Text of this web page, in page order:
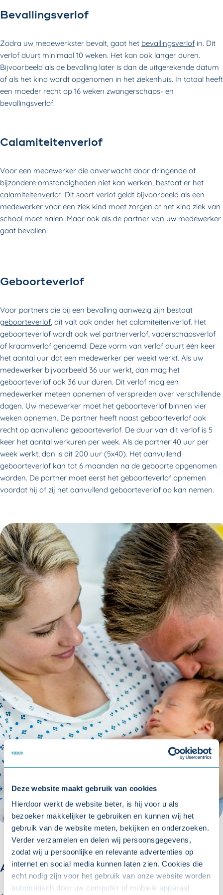
Deze website maakt gebruik van cookies
Hierdoor werkt de website beter, is hij voor u als
bezoeker makkelijker te gebruiken en kunnen wij het
gebruik van de website meten, bekijken en onderzoeken.
Verder verzamelen en delen wij persoonsgegevens,
zodat wij u persoonlijke en relevante advertenties op
internet en social media kunnen laten zien. Cookies die
echt nodig zijn voor het gebruik van onze website worden
automatisch door uw computer of mobiele apparaat
Bevallingsverlof
Zodra uw medewerkster bevalt, gaat het bevallingsverlof in. Dit
verlof duurt minimaal 10 weken. Het kan ook langer duren.
Bijvoorbeeld als de bevalling later is dan de uitgerekende datum
of als het kind wordt opgenomen in het ziekenhuis. In totaal heeft
een moeder recht op 16 weken zwangerschaps- en
bevallingsverlof.
Calamiteitenverlof
Voor een medewerker die onverwacht door dringende of
bijzondere omstandigheden niet kan werken, bestaat er het
calamiteitenverlof. Dit soort verlof geldt bijvoorbeeld als een
medewerker voor een ziek kind moet zorgen of het kind ziek van
school moet halen. Maar ook als de partner van uw medewerker
gaat bevallen.
Geboorteverlof
Voor partners die bij een bevalling aanwezig zijn bestaat
geboorteverlof, dit valt ook onder het calamiteitenverlof. Het
geboorteverlof wordt ook wel partnerverlof, vaderschapsverlof
of kraamverlof genoemd. Deze vorm van verlof duurt één keer
het aantal uur dat een medewerker per weekt werkt. Als uw
medewerker bijvoorbeeld 36 uur werkt, dan mag het
geboorteverlof ook 36 uur duren. Dit verlof mag een
medewerker meteen opnemen of verspreiden over verschillende
dagen. Uw medewerker moet het geboorteverlof binnen vier
weken opnemen. De partner heeft naast geboorteverlof ook
recht op aanvullend geboorteverlof. De duur van dit verlof is 5
keer het aantal werkuren per week. Als de partner 40 uur per
week werkt, dan is dit 200 uur (5x40). Het aanvullend
geboorteverlof kan tot 6 maanden na de geboorte opgenomen
worden. De partner moet eerst het geboorteverlof opnemen
voordat hij of zij het aanvullend geboorteverlof op kan nemen.
Adoptie- en pleegzorgverlof